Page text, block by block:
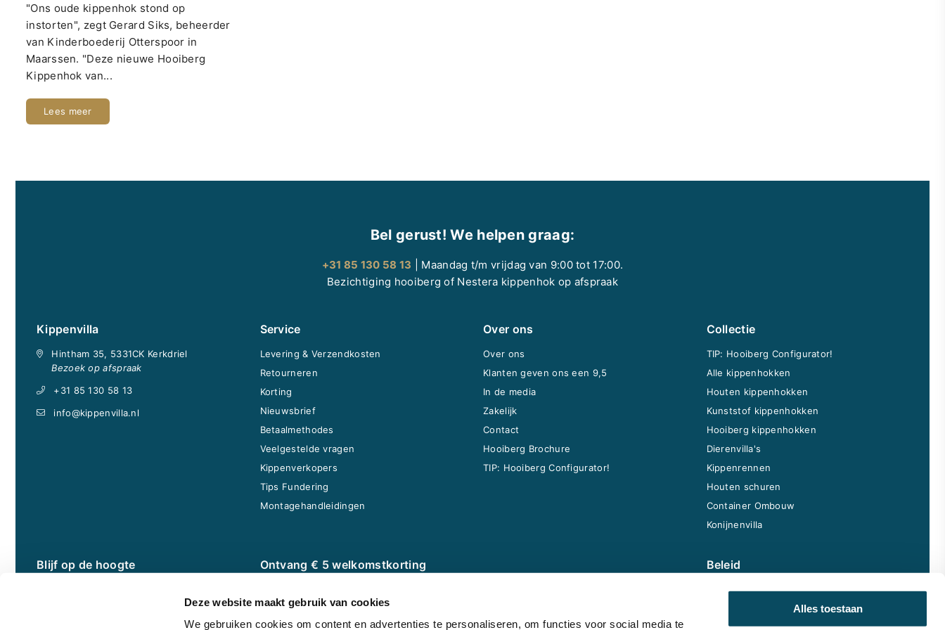
Deze website maakt gebruik van cookies
We gebruiken cookies om content en advertenties te personaliseren, om functies voor social media te
Alles toestaan
"Ons oude kippenhok stond op
instorten", zegt Gerard Siks, beheerder
van Kinderboederij Otterspoor in
Maarssen. "Deze nieuwe Hooiberg
Kippenhok van...
Lees meer
Bel gerust! We helpen graag:
+31 85 130 58 13 | Maandag t/m vrijdag van 9:00 tot 17:00.
Bezichtiging hooiberg of Nestera kippenhok op afspraak
Kippenvilla
Hintham 35, 5331CK Kerkdriel
Bezoek op afspraak
+31 85 130 58 13
info@kippenvilla.nl
Service
Levering & Verzendkosten
Retourneren
Korting
Nieuwsbrief
Betaalmethodes
Veelgestelde vragen
Kippenverkopers
Tips Fundering
Montagehandleidingen
Over ons
Over ons
Klanten geven ons een 9,5
In de media
Zakelijk
Contact
Hooiberg Brochure
TIP: Hooiberg Configurator!
Collectie
TIP: Hooiberg Configurator!
Alle kippenhokken
Houten kippenhokken
Kunststof kippenhokken
Hooiberg kippenhokken
Dierenvilla's
Kippenrennen
Houten schuren
Container Ombouw
Konijnenvilla
Blijf op de hoogte Ontvang € 5 welkomstkorting
welkomstkorting op jouw nieuwe dierenverblijf! Er geldt géén
Beleid
Algemene voorwaarden
Garantie & klachten